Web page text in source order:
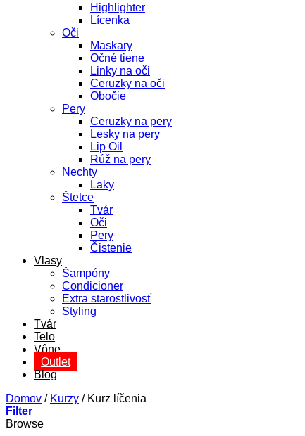
Highlighter
Lícenka
Oči
Maskary
Očné tiene
Linky na oči
Ceruzky na oči
Obočie
Pery
Ceruzky na pery
Lesky na pery
Lip Oil
Rúž na pery
Nechty
Laky
Štetce
Tvár
Oči
Pery
Čistenie
Vlasy
Šampóny
Condicioner
Extra starostlivosť
Styling
Tvár
Telo
Vône
Outlet
Blog
Domov / Kurzy /Kurz líčenia
Filter
Browse